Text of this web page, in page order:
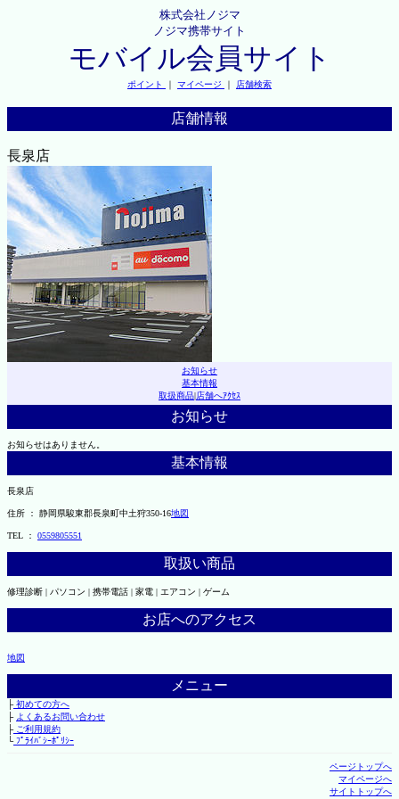
株式会社ノジマ
ノジマ携帯サイト
モバイル会員サイト
ポイント ｜ マイページ ｜ 店舗検索
店舗情報
長泉店
お知らせ
基本情報
取扱商品|店舗へｱｸｾｽ
お知らせ
お知らせはありません。
基本情報
長泉店
住所 ： 静岡県駿東郡長泉町中土狩350-16地図
TEL ： 0559805551
取扱い商品
修理診断 | パソコン | 携帯電話 | 家電 | エアコン | ゲーム
お店へのアクセス
地図
メニュー
├初めての方へ
├ よくあるお問い合わせ
├ご利用規約
└ﾌﾟﾗｲﾊﾞｼｰﾎﾟﾘｼｰ
ページトップへ
マイページへ
サイトトップへ